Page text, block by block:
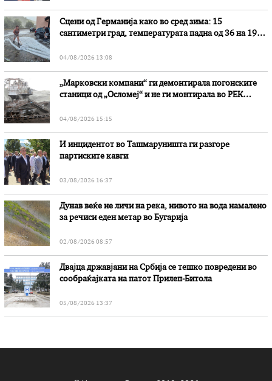
Сцени од Германија како во сред зима: 15
сантиметри град, температурата падна од 36 на 19
04/08/2026 13:08
„Марковски компани“ ги демонтирала погонските
станици од „Осломеј“ и не ги монтирала во РЕК
04/08/2026 15:15
И инцидентот во Ташмаруништa ги разгоре
партиските кавги
03/08/2026 16:37
Дунав веќе не личи на река, нивото на вода намалено
за речиси еден метар во Бугарија
02/08/2026 08:57
Двајца државјани на Србија се тешко повредени во
сообраќајката на патот Прилеп-Битола
05/08/2026 13:37